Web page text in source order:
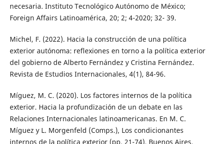
necesaria. Instituto Tecnológico Autónomo de México;
Foreign Affairs Latinoamérica, 20; 2; 4-2020; 32- 39.
Michel, F. (2022). Hacia la construcción de una política
exterior autónoma: reflexiones en torno a la política exterior
del gobierno de Alberto Fernández y Cristina Fernández.
Revista de Estudios Internacionales, 4(1), 84-96.
Míguez, M. C. (2020). Los factores internos de la política
exterior. Hacia la profundización de un debate en las
Relaciones Internacionales latinoamericanas. En M. C.
Míguez y L. Morgenfeld (Comps.), Los condicionantes
internos de la política exterior (pp. 21-74). Buenos Aires,